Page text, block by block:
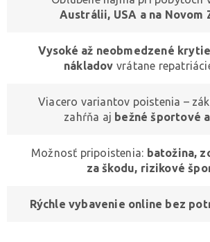
Austrálii, USA a na Novom
Vysoké až neobmedzené
nákladov vrátane
Viacero variantov poistenia –
zahŕňa aj bežné športové
Možnosť pripoistenia: batožina,
za škodu, rizikové
Rýchle vybavenie online bez